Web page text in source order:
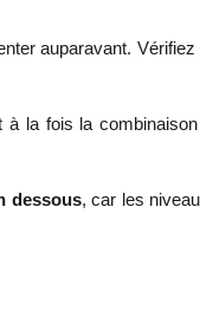
auparavant.
la fois la
dessous, car les